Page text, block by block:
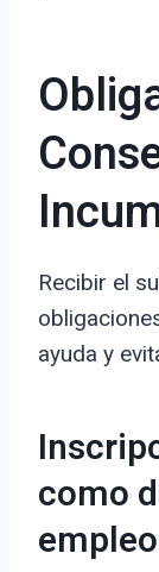
Recibir el
ayuda y
como
empleo